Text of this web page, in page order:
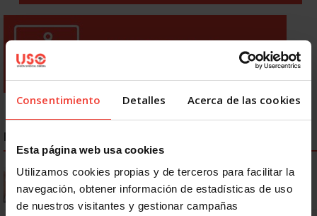
Consentimiento Detalles Acerca de las cookies
Esta página web usa cookies
Utilizamos cookies propias y de terceros para facilitar la
navegación, obtener información de estadísticas de uso
de nuestros visitantes y gestionar campañas
NOTICIAS MÁS LEÍDAS
Se actualizan las patologías para acceder a la jubilación
anticipada por discapacidad